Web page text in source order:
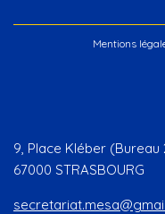
Mentions
9, Place Kléber (Bureau
67000 STRASBOURG